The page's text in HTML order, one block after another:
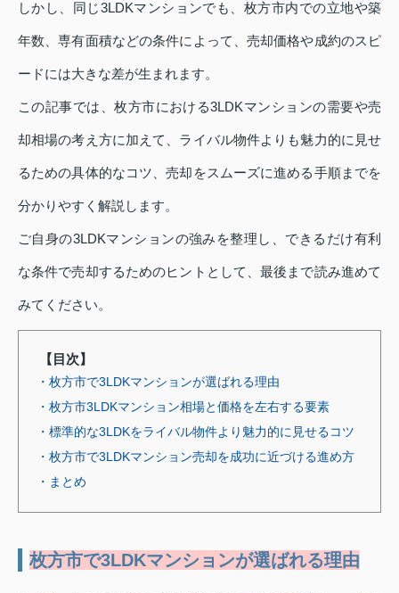
しかし、同じ3LDKマンションでも、枚方市内での立地や築
年数、専有面積などの条件によって、売却価格や成約のスピ
ードには大きな差が生まれます。
この記事では、枚方市における3LDKマンションの需要や売
却相場の考え方に加えて、ライバル物件よりも魅力的に見せ
るための具体的なコツ、売却をスムーズに進める手順までを
分かりやすく解説します。
ご自身の3LDKマンションの強みを整理し、できるだけ有利
な条件で売却するためのヒントとして、最後まで読み進めて
みてください。
【目次】
・枚方市で3LDKマンションが選ばれる理由
・枚方市3LDKマンション相場と価格を左右する要素
・標準的な3LDKをライバル物件より魅力的に見せるコツ
・枚方市で3LDKマンション売却を成功に近づける進め方
・まとめ
枚方市で3LDKマンションが選ばれる理由